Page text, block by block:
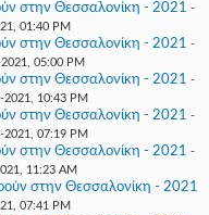
στην Θεσσαλονίκη - 2021 -
01:40 PM
στην Θεσσαλονίκη - 2021 -
05:00 PM
στην Θεσσαλονίκη - 2021 -
2021, 10:43 PM
στην Θεσσαλονίκη - 2021 -
2021, 07:19 PM
στην Θεσσαλονίκη - 2021 -
11:23 AM
στην Θεσσαλονίκη - 2021
07:41 PM